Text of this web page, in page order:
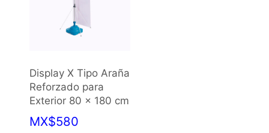
Display X Tipo Araña
Reforzado para
Exterior 80 x 180 cm
MX$580